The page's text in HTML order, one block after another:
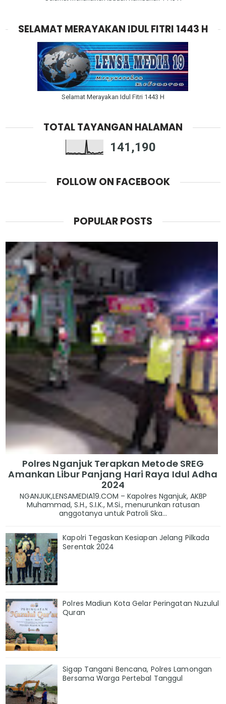
SELAMAT MERAYAKAN IDUL FITRI 1443 H
Selamat Merayakan Idul Fitri 1443 H
TOTAL TAYANGAN HALAMAN
141,190
FOLLOW ON FACEBOOK
POPULAR POSTS
Polres Nganjuk Terapkan Metode SREG
Amankan Libur Panjang Hari Raya Idul Adha
2024
NGANJUK,LENSAMEDIA19.COM – Kapolres Nganjuk, AKBP
Muhammad, S.H., S.I.K., M.Si., menurunkan ratusan
anggotanya untuk Patroli Ska...
Kapolri Tegaskan Kesiapan Jelang Pilkada
Serentak 2024
Polres Madiun Kota Gelar Peringatan Nuzulul
Quran
Sigap Tangani Bencana, Polres Lamongan
Bersama Warga Pertebal Tanggul